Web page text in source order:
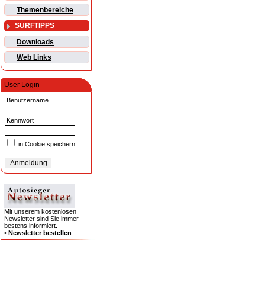
Themenbereiche
SURFTIPPS
Downloads
Web Links
User Login
Benutzername
Kennwort
in Cookie speichern
Mit unserem kostenlosen
Newsletter sind Sie immer
bestens informiert.
• Newsletter bestellen